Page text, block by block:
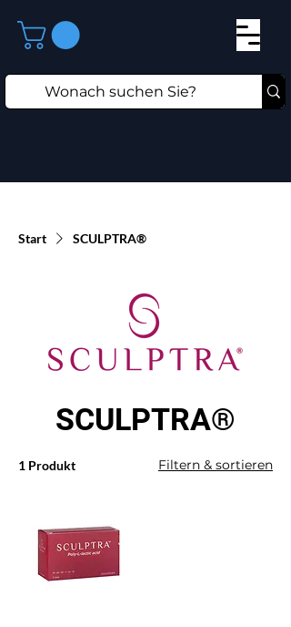
Start SCULPTRA®
SCULPTRA®
1 Produkt Filtern & sortieren